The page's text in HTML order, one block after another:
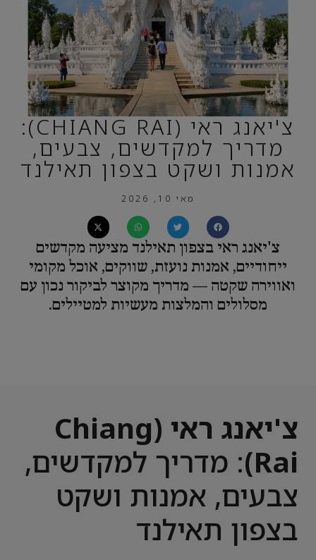
צ'יאנג ראי (CHIANG RAI):
מדריך למקדשים, צבעים,
אמנות ושקט בצפון תאילנד
מאי 10, 2026
צ'יאנג ראי בצפון תאילנד מציעה מקדשים
ייחודיים, אמנות נועזת, שווקים, אוכל מקומי
ואווירה שקטה — מדריך מקוצר לביקור נכון עם
מסלולים והמלצות מעשיות למטיילים.
צ'יאנג ראי (Chiang
Rai) : מדריך למקדשים,
צבעים, אמנות ושקט
בצפון תאילנד